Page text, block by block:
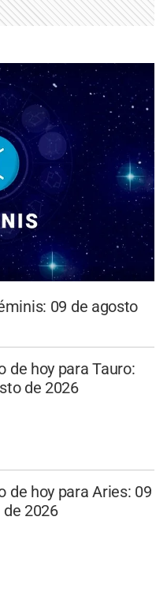
09 de agosto
de hoy para Tauro:
de 2026
de hoy para Aries: 09
2026